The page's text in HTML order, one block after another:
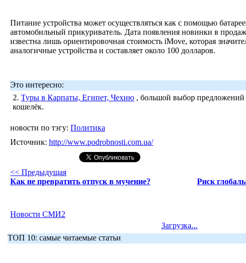
Питание устройства может осуществляться как с помощью
автомобильный прикуриватель. Дата появления новинки в
известна лишь ориентировочная стоимость iMove, которая
аналогичные устройства и составляет около 100 долларов.
Это интересно:
2. Туры в Карпаты, Египет, Чехию , большой выбор
кошелёк.
новости по тэгу: Политика
Источник: http://www.podrobnosti.com.ua/
<< Предыдущая
Как не превратить отпуск в мучение?
Риск
Новости СМИ2
Загрузка...
ТОП 10: самые читаемые статьи